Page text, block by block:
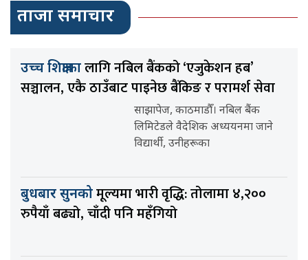
ताजा समाचार
उच्च शिक्षाकालागि नबिल बैंकको ‘एजुकेशन हब’
सञ्चालन, एकै ठाउँबाट पाइनेछ बैंकिङ र परामर्श सेवा
साझापेज, काठमाडौँ। नबिल बैंक
लिमिटेडले वैदेशिक अध्ययनमा जाने
विद्यार्थी, उनीहरूका
बुधबार सुनकोमूल्यमा भारी वृद्धि: तोलामा ४,२००
रुपैयाँ बढ्यो, चाँदी पनि महँगियो